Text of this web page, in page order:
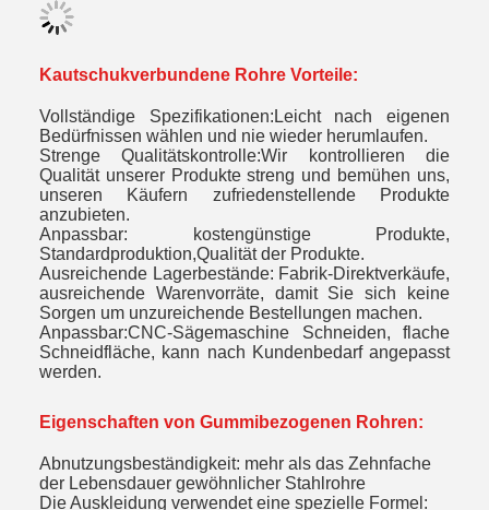
Kautschukverbundene Rohre Vorteile:
Vollständige Spezifikationen:Leicht nach eigenen
Bedürfnissen wählen und nie wieder herumlaufen.
Strenge Qualitätskontrolle:Wir kontrollieren die
Qualität unserer Produkte streng und bemühen uns,
unseren Käufern zufriedenstellende Produkte
anzubieten.
Anpassbar: kostengünstige Produkte,
Standardproduktion,Qualität der Produkte.
Ausreichende Lagerbestände: Fabrik-Direktverkäufe,
ausreichende Warenvorräte, damit Sie sich keine
Sorgen um unzureichende Bestellungen machen.
Anpassbar:CNC-Sägemaschine Schneiden, flache
Schneidfläche, kann nach Kundenbedarf angepasst
werden.
Eigenschaften von Gummibezogenen Rohren:
Abnutzungsbeständigkeit: mehr als das Zehnfache
der Lebensdauer gewöhnlicher Stahlrohre
Die Auskleidung verwendet eine spezielle Formel: